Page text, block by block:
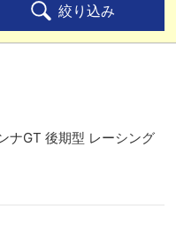
絞り込み
ナGT 後期型 レーシング